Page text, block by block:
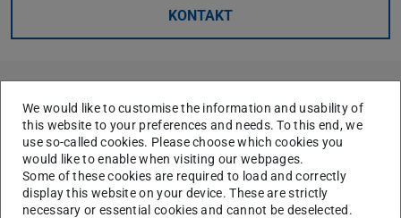
KONTAKT
Themen
Tests & Aufgaben
We would like to customise the information and usability of
this website to your preferences and needs. To this end, we
use so-called cookies. Please choose which cookies you
would like to enable when visiting our webpages.
Some of these cookies are required to load and correctly
display this website on your device. These are strictly
necessary or essential cookies and cannot be deselected.